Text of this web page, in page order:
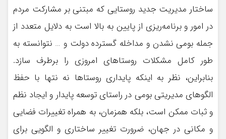
ساختار مديريت جديد روستايي كه مبتني بر مشاركت مردم
در امور و برنامه‌ريزي از پايين به بالا است به دلايل متعدد از
جمله بومي نشدن و مداخله گسترده دولت و … نتوانسته به
طور كامل مشكلات روستاهاي امروزي را برطرف سازد.
بنابراين، نظر به اينكه پايداري روستاها نه نتها با حفظ
الگوهاي ‌مديريتي بومي در راستاي توسعه پايدار و ايجاد نظم
و ثبات ممكن است، بلكه همزمان، به همراه تغييرات فضايي
و مكاني در جهان، ضرورت تغيير ساختاري و الگويي براي